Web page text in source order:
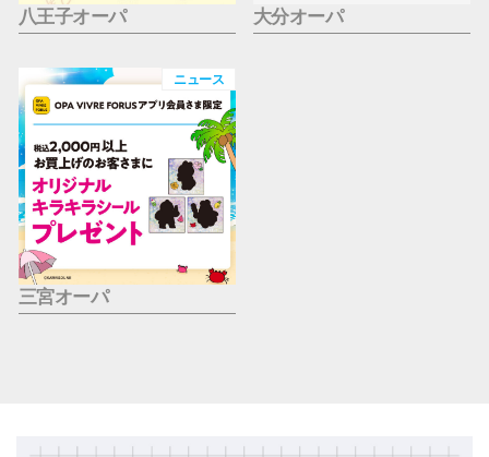
八王子オーパ 大分オーパ
ニュース
三宮オーパ